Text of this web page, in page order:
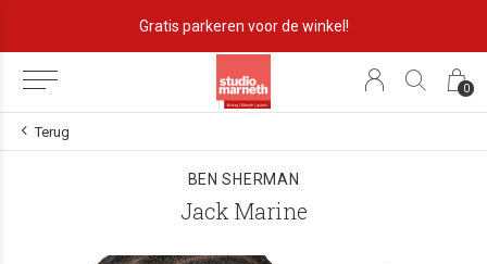
0
Lekker eigenzinnig!
Terug
BEN SHERMAN
Jack Marine